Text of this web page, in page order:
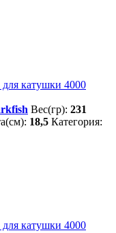
катушки 4000
Вес(гр): 231
18,5 Категория:
катушки 4000